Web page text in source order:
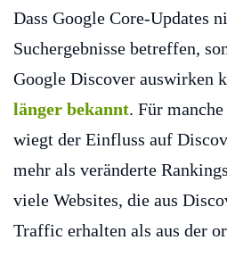
Dass Google Core-Updates
Suchergebnisse betreffen,
Google Discover auswirken
länger bekannt. Für
wiegt der Einfluss auf
mehr als veränderte
viele Websites, die aus
Traffic erhalten als aus der